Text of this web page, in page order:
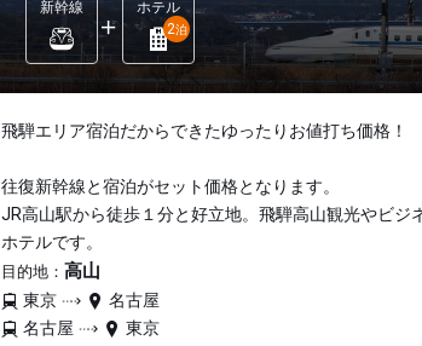
新幹線
ホテル
2泊
飛騨エリア宿泊だからできたゆったりお値打ち価格！
往復新幹線と宿泊がセット価格となります。
JR高山駅から徒歩１分と好立地。飛騨高山観光やビジ
ホテルです。
目的地： 高山
東京
名古屋
名古屋
東京